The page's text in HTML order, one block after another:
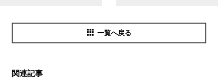
一覧へ戻る
関連記事